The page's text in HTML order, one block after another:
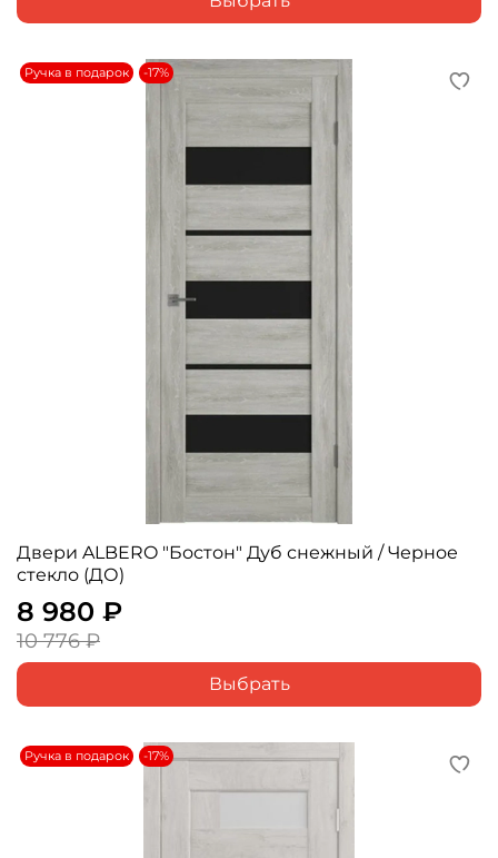
Ручка в подарок -17%
Двери ALBERO "Бостон" Дуб снежный / Черное
стекло (ДО)
8 980 ₽
10 776 ₽
Выбрать
Ручка в подарок -17%